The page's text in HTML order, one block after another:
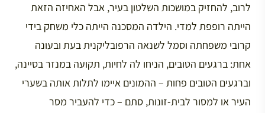
לרוב, להחזיק במושכות השלטון בעיר, אבל האחיזה הזאת
הייתה רופפת למדי. הילדה המסכנה הייתה כלי משחק בידי
קרובי משפחתה וסמל לשנאה הרפובליקנית בעת ובעונה
אחת: ברגעים הטובים, הניחו לה לחיות, תקועה במנזר בסיינה,
וברגעים הטובים פחות – ההמונים איימו לתלות אותה בשערי
העיר או למסור לבית-זונות, סתם – כדי להעביר מסר